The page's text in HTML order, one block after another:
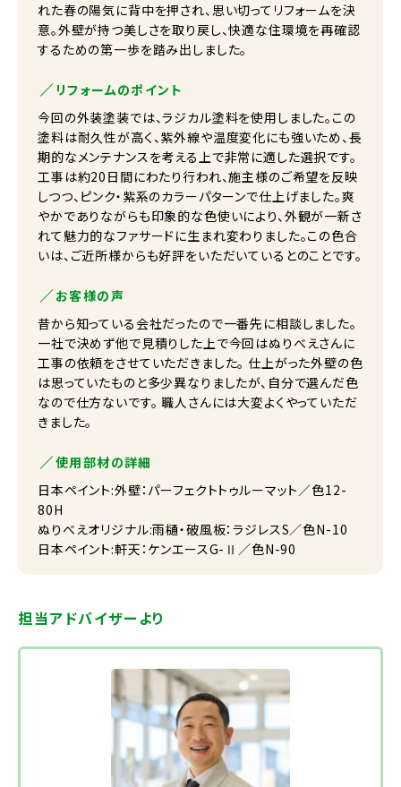
れた春の陽気に背中を押され、思い切ってリフォームを決
意。外壁が持つ美しさを取り戻し、快適な住環境を再確認
するための第一歩を踏み出しました。
リフォームのポイント
今回の外装塗装では、ラジカル塗料を使用しました。この
塗料は耐久性が高く、紫外線や温度変化にも強いため、長
期的なメンテナンスを考える上で非常に適した選択です。
工事は約20日間にわたり行われ、施主様のご希望を反映
しつつ、ピンク・紫系のカラーパターンで仕上げました。爽
やかでありながらも印象的な色使いにより、外観が一新さ
れて魅力的なファサードに生まれ変わりました。この色合
いは、ご近所様からも好評をいただいているとのことです。
お客様の声
昔から知っている会社だったので一番先に相談しました。
一社で決めず他で見積りした上で今回はぬりべえさんに
工事の依頼をさせていただきました。 仕上がった外壁の色
は思っていたものと多少異なりましたが、自分で選んだ色
なので仕方ないです。 職人さんには大変よくやっていただ
きました。
使用部材の詳細
日本ペイント:外壁：パーフェクトトゥルーマット／色12-
80H
ぬりべえオリジナル:雨樋・破風板：ラジレスS／色N-10
日本ペイント:軒天：ケンエースG-Ⅱ／色N-90
担当アドバイザーより